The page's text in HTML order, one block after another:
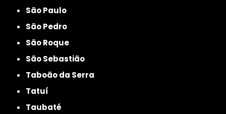
São Paulo
São Pedro
São Roque
São Sebastião
Taboão da Serra
Tatuí
Taubaté